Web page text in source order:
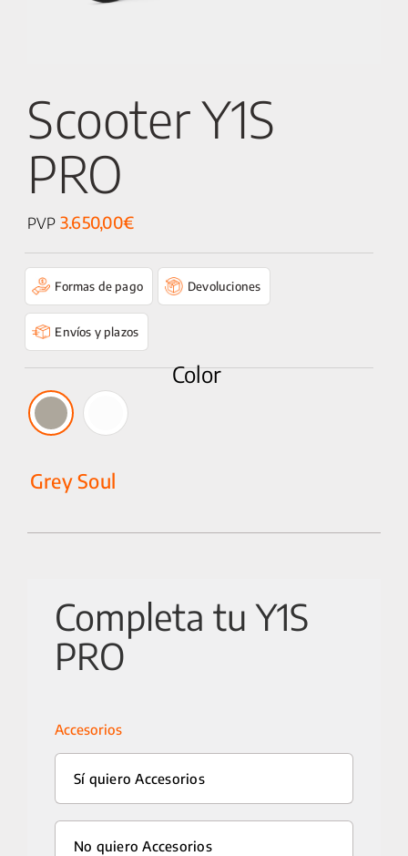
CICLOMOTORES
Scooter Y1S
PRO
PVP 3.650,00€
Formas de pago Devoluciones
Envíos y plazos
Color
Grey Soul
Completa tu Y1S
PRO
Accesorios
Sí quiero Accesorios
No quiero Accesorios